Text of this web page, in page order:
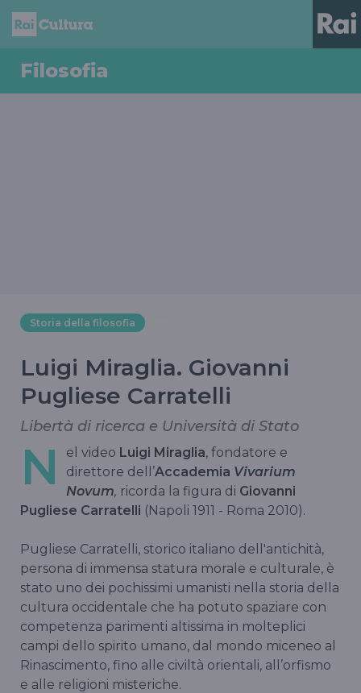
Filosofia
Storia della filosofia
Luigi Miraglia. Giovanni
Pugliese Carratelli
Libertà di ricerca e Università di Stato
N el video Luigi Miraglia, fondatore e
direttore dell’Accademia Vivarium
Novum, ricorda la figura di Giovanni
Pugliese Carratelli (Napoli 1911 - Roma 2010).
Pugliese Carratelli, storico italiano dell'antichità,
persona di immensa statura morale e culturale, è
stato uno dei pochissimi umanisti nella storia della
cultura occidentale che ha potuto spaziare con
competenza parimenti altissima in molteplici
campi dello spirito umano, dal mondo miceneo al
Rinascimento, fino alle civiltà orientali, all’orfismo
e alle religioni misteriche.